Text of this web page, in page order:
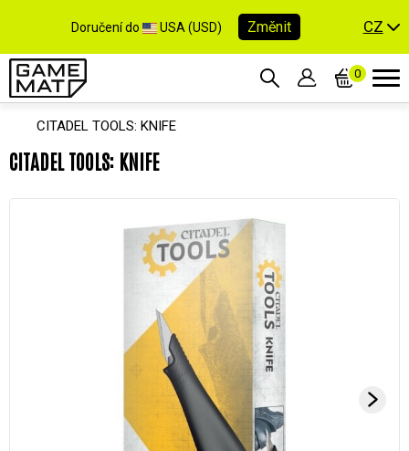
Doručení do USA (USD) Změnit CZ
0
CITADEL TOOLS: KNIFE
CITADEL TOOLS: KNIFE